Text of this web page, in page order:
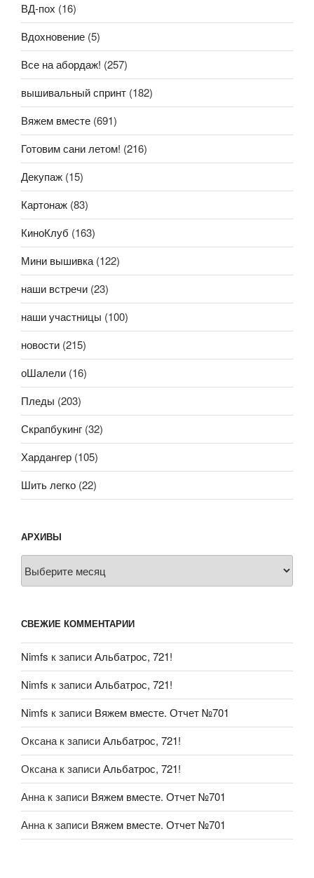
ВД-пох (16)
Вдохновение (5)
Все на абордаж! (257)
вышивальный спринт (182)
Вяжем вместе (691)
Готовим сани летом! (216)
Декупаж (15)
Картонаж (83)
КиноКлуб (163)
Мини вышивка (122)
наши встречи (23)
наши участницы (100)
новости (215)
оШалели (16)
Пледы (203)
Скрапбукинг (32)
Хардангер (105)
Шить легко (22)
АРХИВЫ
СВЕЖИЕ КОММЕНТАРИИ
Nimfs к записиАльбатрос, 721!
Nimfs к записиАльбатрос, 721!
Nimfs к записи Вяжем вместе. Отчет №701
Оксана к записиАльбатрос, 721!
Оксана к записиАльбатрос, 721!
Анна к записи Вяжем вместе. Отчет №701
Анна к записи Вяжем вместе. Отчет №701